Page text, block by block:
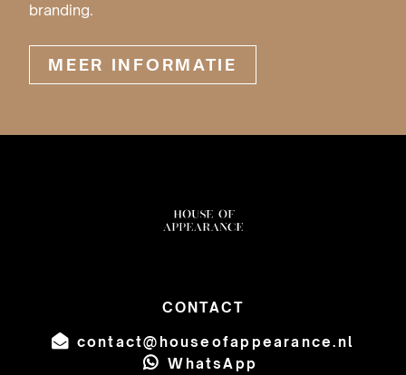
branding.
MEER INFORMATIE
CONTACT
contact@houseofappearance.nl
WhatsApp